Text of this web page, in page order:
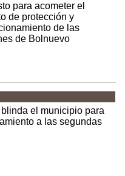
para acometer el
de protección y
de las
de Bolnuevo
el municipio para
a las segundas